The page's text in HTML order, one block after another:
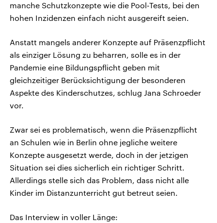
manche Schutzkonzepte wie die Pool-Tests, bei den
hohen Inzidenzen einfach nicht ausgereift seien.
Anstatt mangels anderer Konzepte auf Präsenzpflicht
als einziger Lösung zu beharren, solle es in der
Pandemie eine Bildungspflicht geben mit
gleichzeitiger Berücksichtigung der besonderen
Aspekte des Kinderschutzes, schlug Jana Schroeder
vor.
Zwar sei es problematisch, wenn die Präsenzpflicht
an Schulen wie in Berlin ohne jegliche weitere
Konzepte ausgesetzt werde, doch in der jetzigen
Situation sei dies sicherlich ein richtiger Schritt.
Allerdings stelle sich das Problem, dass nicht alle
Kinder im Distanzunterricht gut betreut seien.
Das Interview in voller Länge: